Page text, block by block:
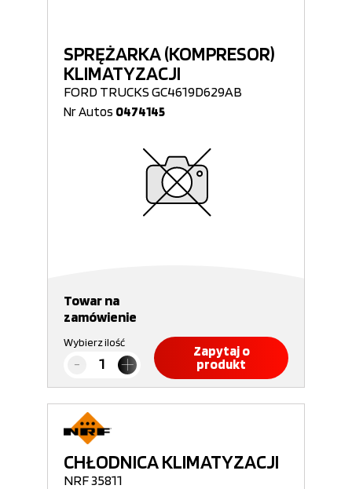
SPRĘŻARKA (KOMPRESOR)
KLIMATYZACJI
FORD TRUCKS GC4619D629AB
Nr Autos 0474145
Towar na
zamówienie
Wybierz ilość
Zapytaj o
produkt
CHŁODNICA KLIMATYZACJI
NRF 35811